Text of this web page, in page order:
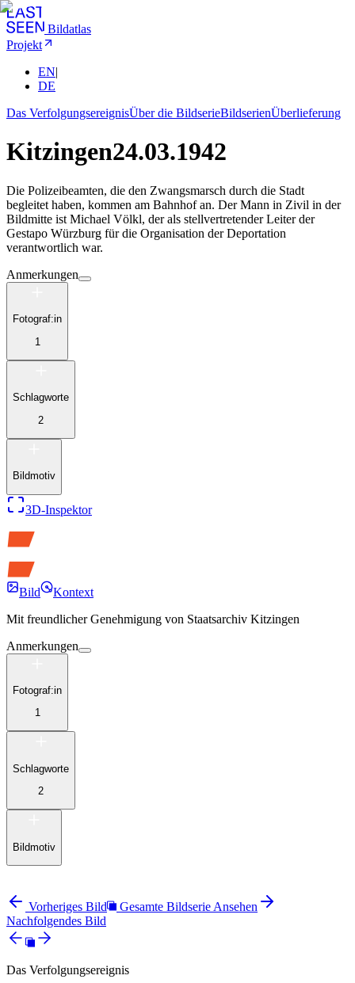
Bildatlas
Projekt
EN|
DE
Das VerfolgungsereignisÜber die BildserieBildserienÜberlieferung
Kitzingen24.03.1942
Die Polizeibeamten, die den Zwangsmarsch durch die Stadt
begleitet haben, kommen am Bahnhof an. Der Mann in Zivil in der
Bildmitte ist Michael Völkl, der als stellvertretender Leiter der
Gestapo Würzburg für die Organisation der Deportation
verantwortlich war.
Anmerkungen
Fotograf:in
1
Schlagworte
2
Bildmotiv
3D-Inspektor
Bild
Kontext
Mit freundlicher Genehmigung von Staatsarchiv Kitzingen
Anmerkungen
Fotograf:in
1
Schlagworte
2
Bildmotiv
Vorheriges Bild
Gesamte Bildserie Ansehen
Nachfolgendes Bild
Das Verfolgungsereignis